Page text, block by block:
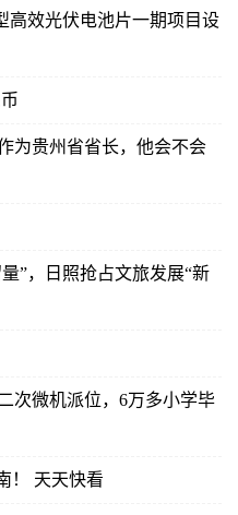
高效光伏电池片一期项目设
为贵州省省长，他会不会
”，日照抢占文旅发展“新
次微机派位，6万多小学毕
！ 天天快看